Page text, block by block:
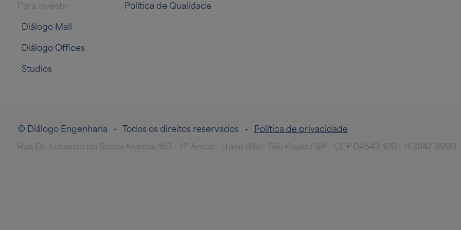
Para investir
Diálogo Mall
Diálogo Offices
Studios
Política de Qualidade
© Diálogo Engenharia - Todos os direitos reservados • Política de privacidade
Rua Dr. Eduardo de Souza Aranha, 153 - 11º Andar - Itaim Bibi - São Paulo / SP – CEP 04543-120 - 11 3847 9999